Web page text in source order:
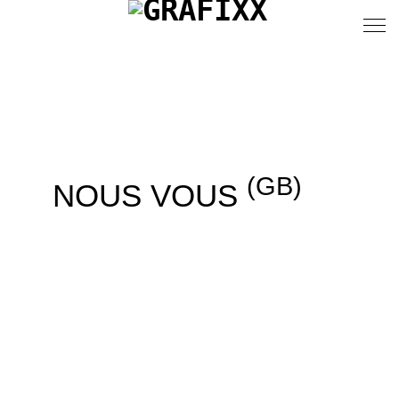
NOUS VOUS (GB)